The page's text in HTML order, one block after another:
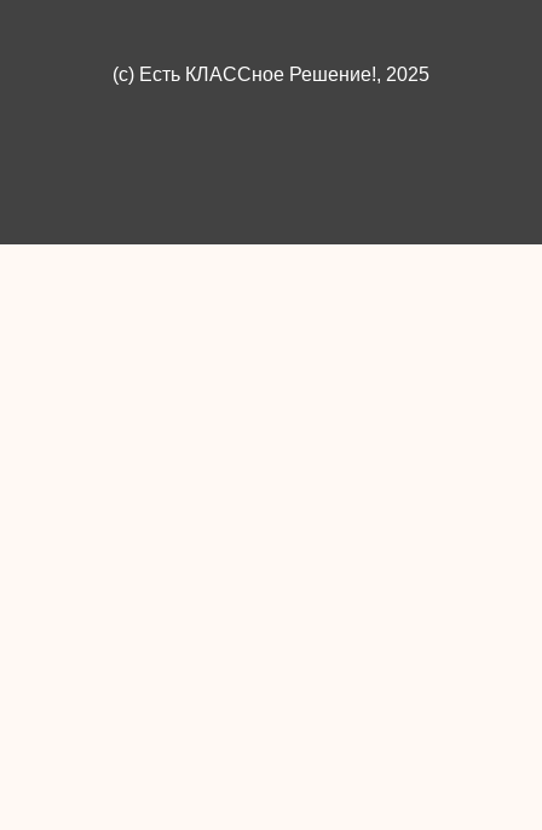
(c) Есть КЛАССное Решение!, 2025